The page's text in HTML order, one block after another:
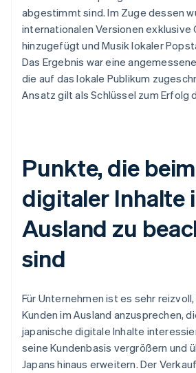
abgestimmt sind. Im Zuge dessen
internationalen Versionen exklusive
hinzugefügt und Musik lokaler
Das Ergebnis war eine
die auf das lokale Publikum
Ansatz gilt als Schlüssel zum Erfolg
Punkte, die
digitaler Inhalte
Ausland zu
sind
Für Unternehmen ist es sehr reizvoll,
Kunden im Ausland anzusprechen,
japanische digitale Inhalte
seine Kundenbasis vergrößern und
Japans hinaus erweitern. Der